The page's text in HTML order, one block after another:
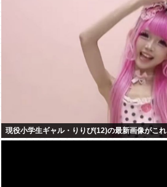
現役小学生ギャル・りりぴ(12)の最新画像がこれ